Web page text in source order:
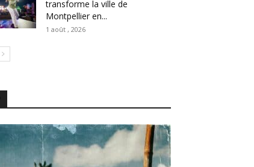
transforme la ville de
Montpellier en...
1 août , 2026